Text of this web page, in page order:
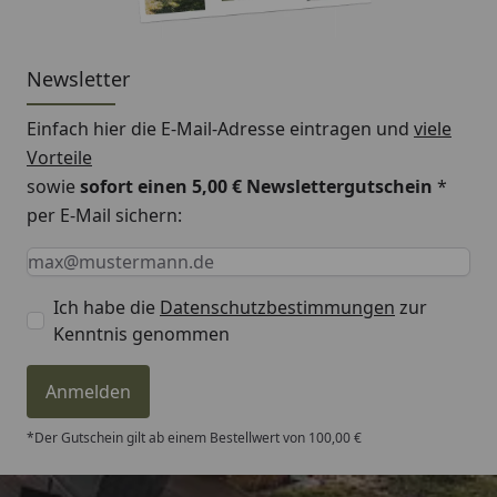
Newsletter
Einfach hier die E-Mail-Adresse eintragen und viele
Vorteile
sowiesofort einen 5,00 € Newslettergutschein *
per E-Mail sichern:
Keine Eingabe erforderlich
Eingabe erforderlich
E-Mail *
Ich habe die Datenschutzbestimmungen zur
Kenntnis genommen
Anmelden
*Der Gutschein gilt ab einem Bestellwert von 100,00 €